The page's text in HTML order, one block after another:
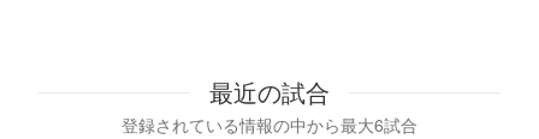
最近の試合
登録されている情報の中から最大6試合